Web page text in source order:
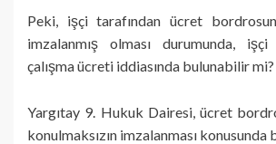
Peki, işçi tarafından ücret
imzalanmış olması durumunda,
çalışma ücreti iddiasında bulunabilir mi?
Yargıtay 9. Hukuk Dairesi, ücret
konulmaksızın imzalanması